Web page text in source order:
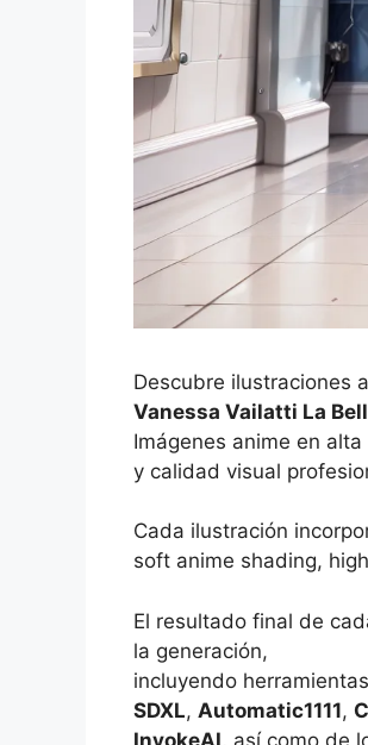
Descubre ilustraciones
Vanessa Vailatti La
Imágenes anime en
y calidad visual
Cada ilustración
soft anime shading,
El resultado final de
la generación,
incluyendo
SDXL, Automatic1111,
InvokeAI, así como de